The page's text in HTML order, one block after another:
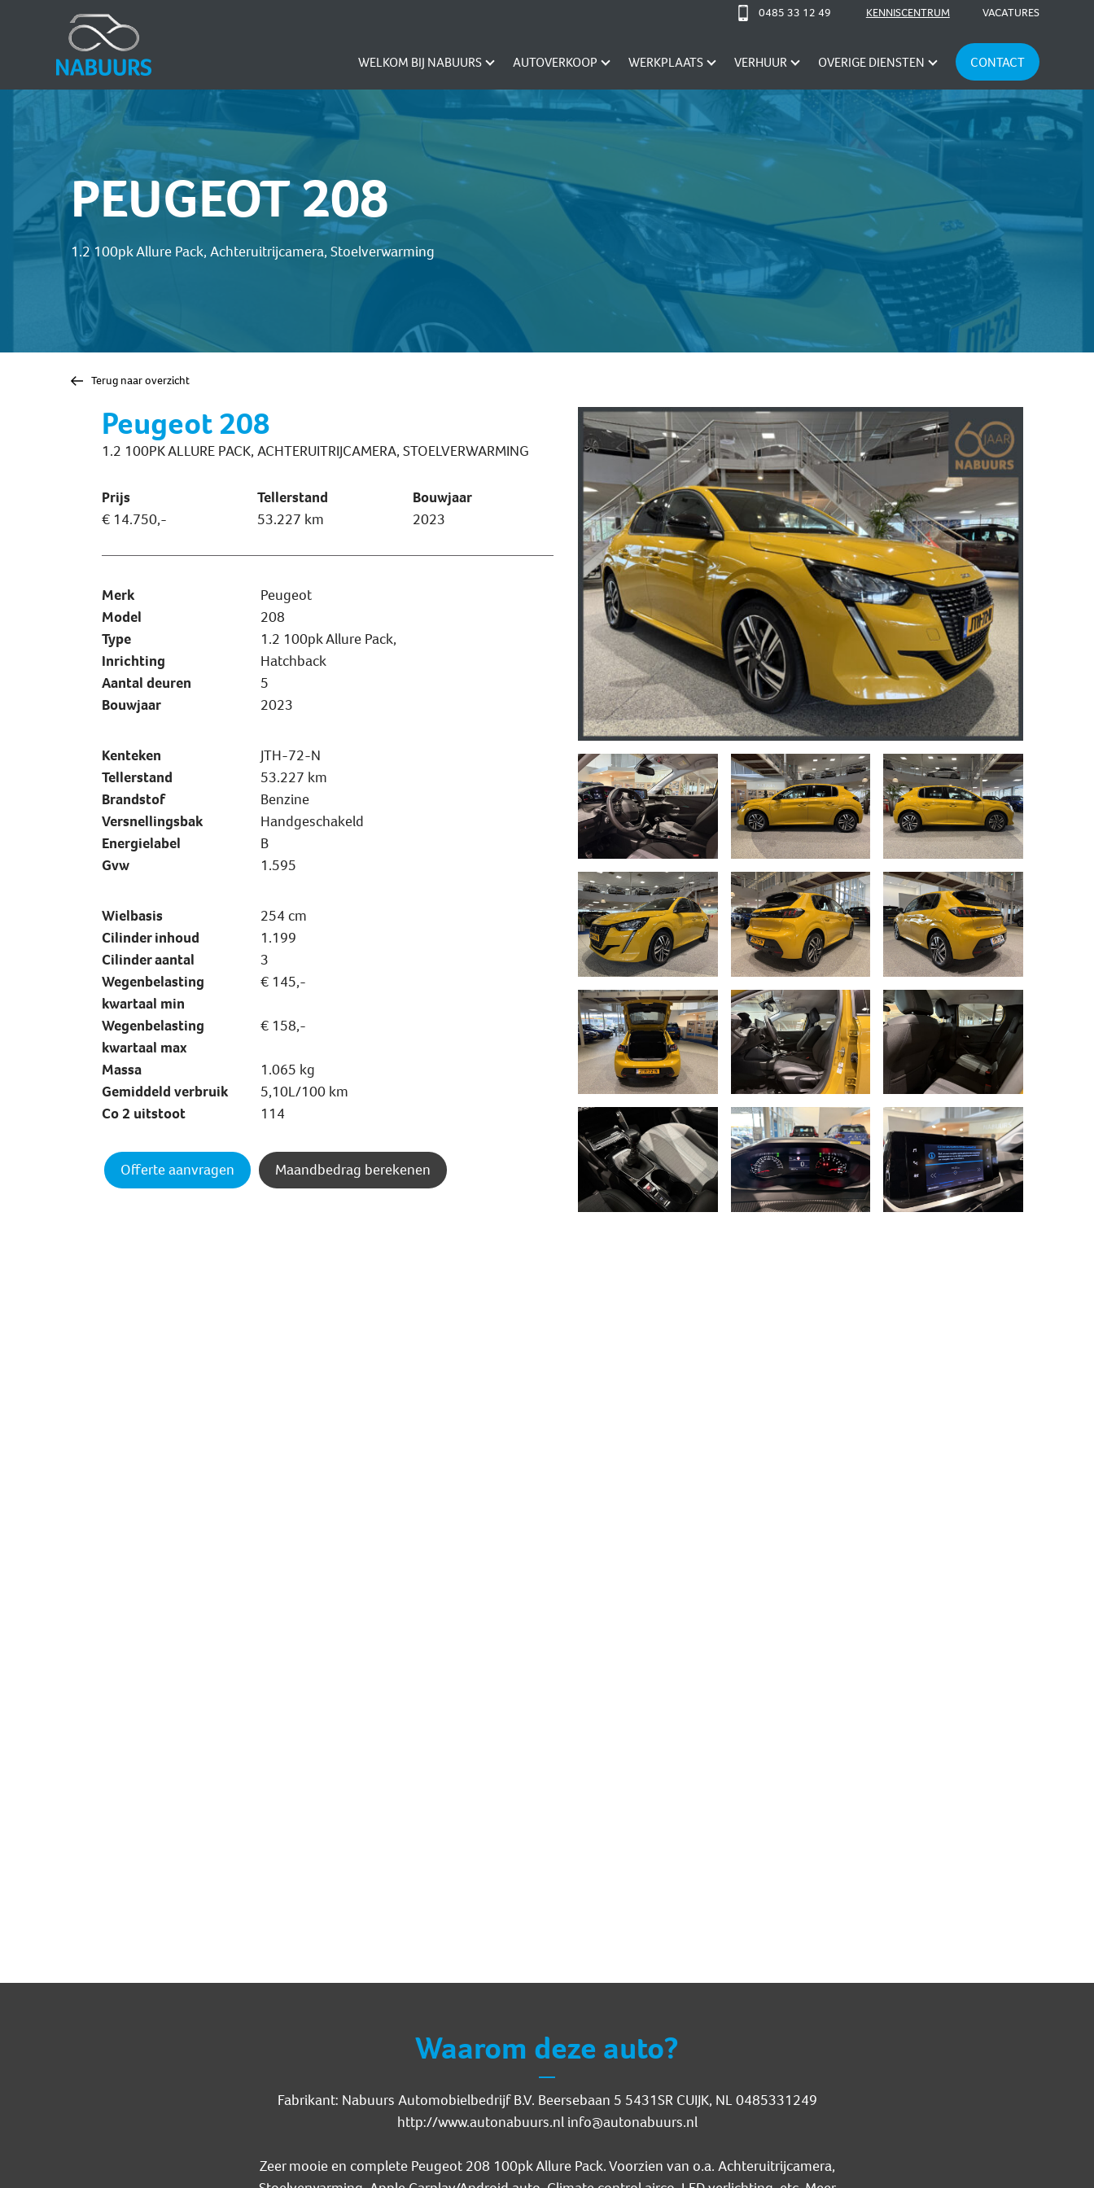
0485 33 12 49 KENNISCENTRUM VACATURES
WELKOM BIJ NABUURS AUTOVERKOOP WERKPLAATS VERHUUR OVERIGE DIENSTEN CONTACT
PEUGEOT 208
1.2 100pk Allure Pack, Achteruitrijcamera, Stoelverwarming
Terug naar overzicht
Peugeot 208
1.2 100PK ALLURE PACK, ACHTERUITRIJCAMERA, STOELVERWARMING
Prijs
€ 14.750,-
Tellerstand
53.227 km
Bouwjaar
2023
Merk
Peugeot
Model
208
Type
1.2 100pk Allure Pack,
Inrichting
Hatchback
Aantal deuren
5
Bouwjaar
2023
Kenteken
JTH-72-N
Tellerstand
53.227 km
Brandstof
Benzine
Versnellingsbak
Handgeschakeld
Energielabel
B
Gvw
1.595
Wielbasis
254 cm
Cilinder inhoud
1.199
Cilinder aantal
3
Wegenbelasting
kwartaal min
€ 145,-
Wegenbelasting
kwartaal max
€ 158,-
Massa
1.065 kg
Gemiddeld verbruik
5,10L/100 km
Co 2 uitstoot
114
Offerte aanvragen Maandbedrag berekenen
Waarom deze auto?
Fabrikant: Nabuurs Automobielbedrijf B.V. Beersebaan 5 5431SR CUIJK, NL 0485331249
http://www.autonabuurs.nl info@autonabuurs.nl
Zeer mooie en complete Peugeot 208 100pk Allure Pack. Voorzien van o.a. Achteruitrijcamera,